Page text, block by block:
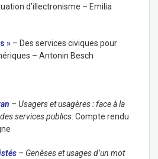
d’illectronisme – Emilia
» – Des services civiques pour
– Antonin Besch
– Usagers et usagères : face à la
services publics. Compte rendu
– Genèses et usages d’un mot